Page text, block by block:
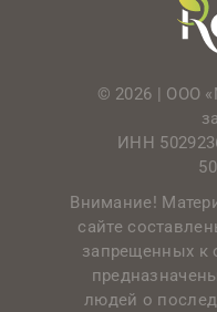
© 2026 | ООО
ИНН
Внимание!
сайте
запрещенных к
людей о